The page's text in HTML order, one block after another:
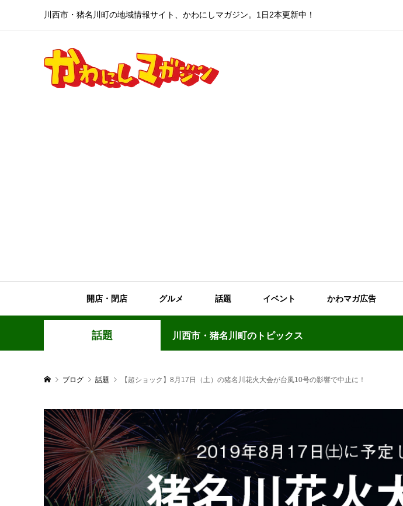
川西市・猪名川町の地域情報サイト、かわにしマガジン。1日2本更新中！
開店・閉店 グルメ 話題 イベント かわマガ広告
話題 川西市・猪名川町のトピックス
ブログ 話題 【超ショック】8月17日（土）の猪名川花火大会が台風10号の影響で中止に！